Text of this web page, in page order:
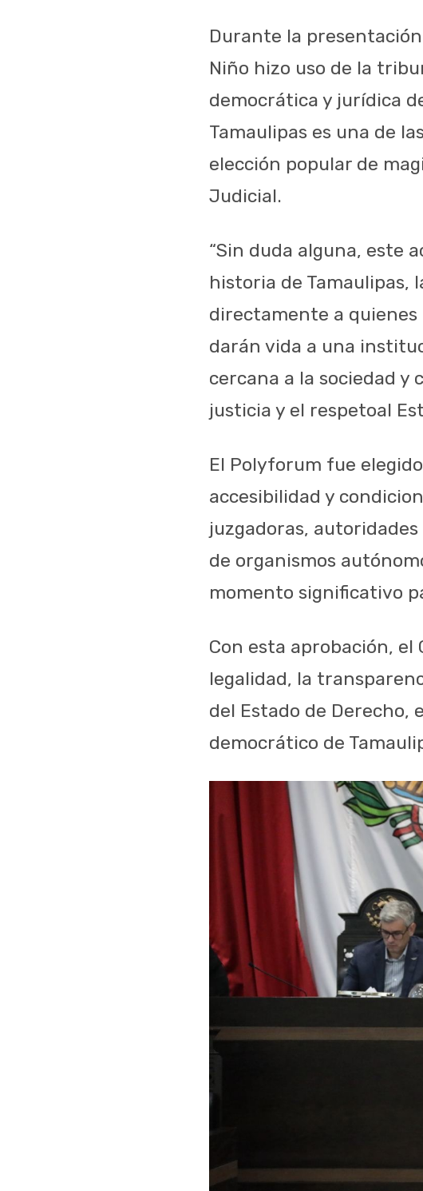
Durante la presentación
Niño hizo uso de la
democrática y jurídica
Tamaulipas es una de
elección popular de
Judicial.
“Sin duda alguna, este
historia de Tamaulipas,
directamente a quienes
darán vida a una
cercana a la sociedad y
justicia y el respetoal
El Polyforum fue elegido
accesibilidad y
juzgadoras, autoridades
de organismos
momento significativo
Con esta aprobación, el
legalidad, la
del Estado de Derecho,
democrático de